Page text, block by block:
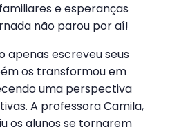
e esperanças
não parou por aí!
apenas escreveu seus
os transformou em
uma perspectiva
A professora Camila,
os alunos se tornarem